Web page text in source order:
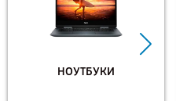
НОУТБУКИ